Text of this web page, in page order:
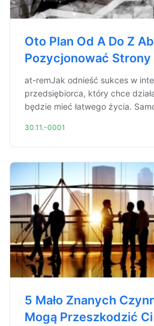
Oto Plan Od A Do Z
Pozycjonować Strony
at-remJak odnieść sukces w
przedsiębiorca, który chce
będzie mieć łatwego życia.
30.11.-0001
5 Mało Znanych
Mogą Przeszkodzić